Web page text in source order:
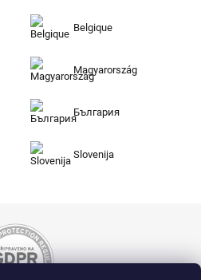
Belgique
Magyarország
България
Slovenija